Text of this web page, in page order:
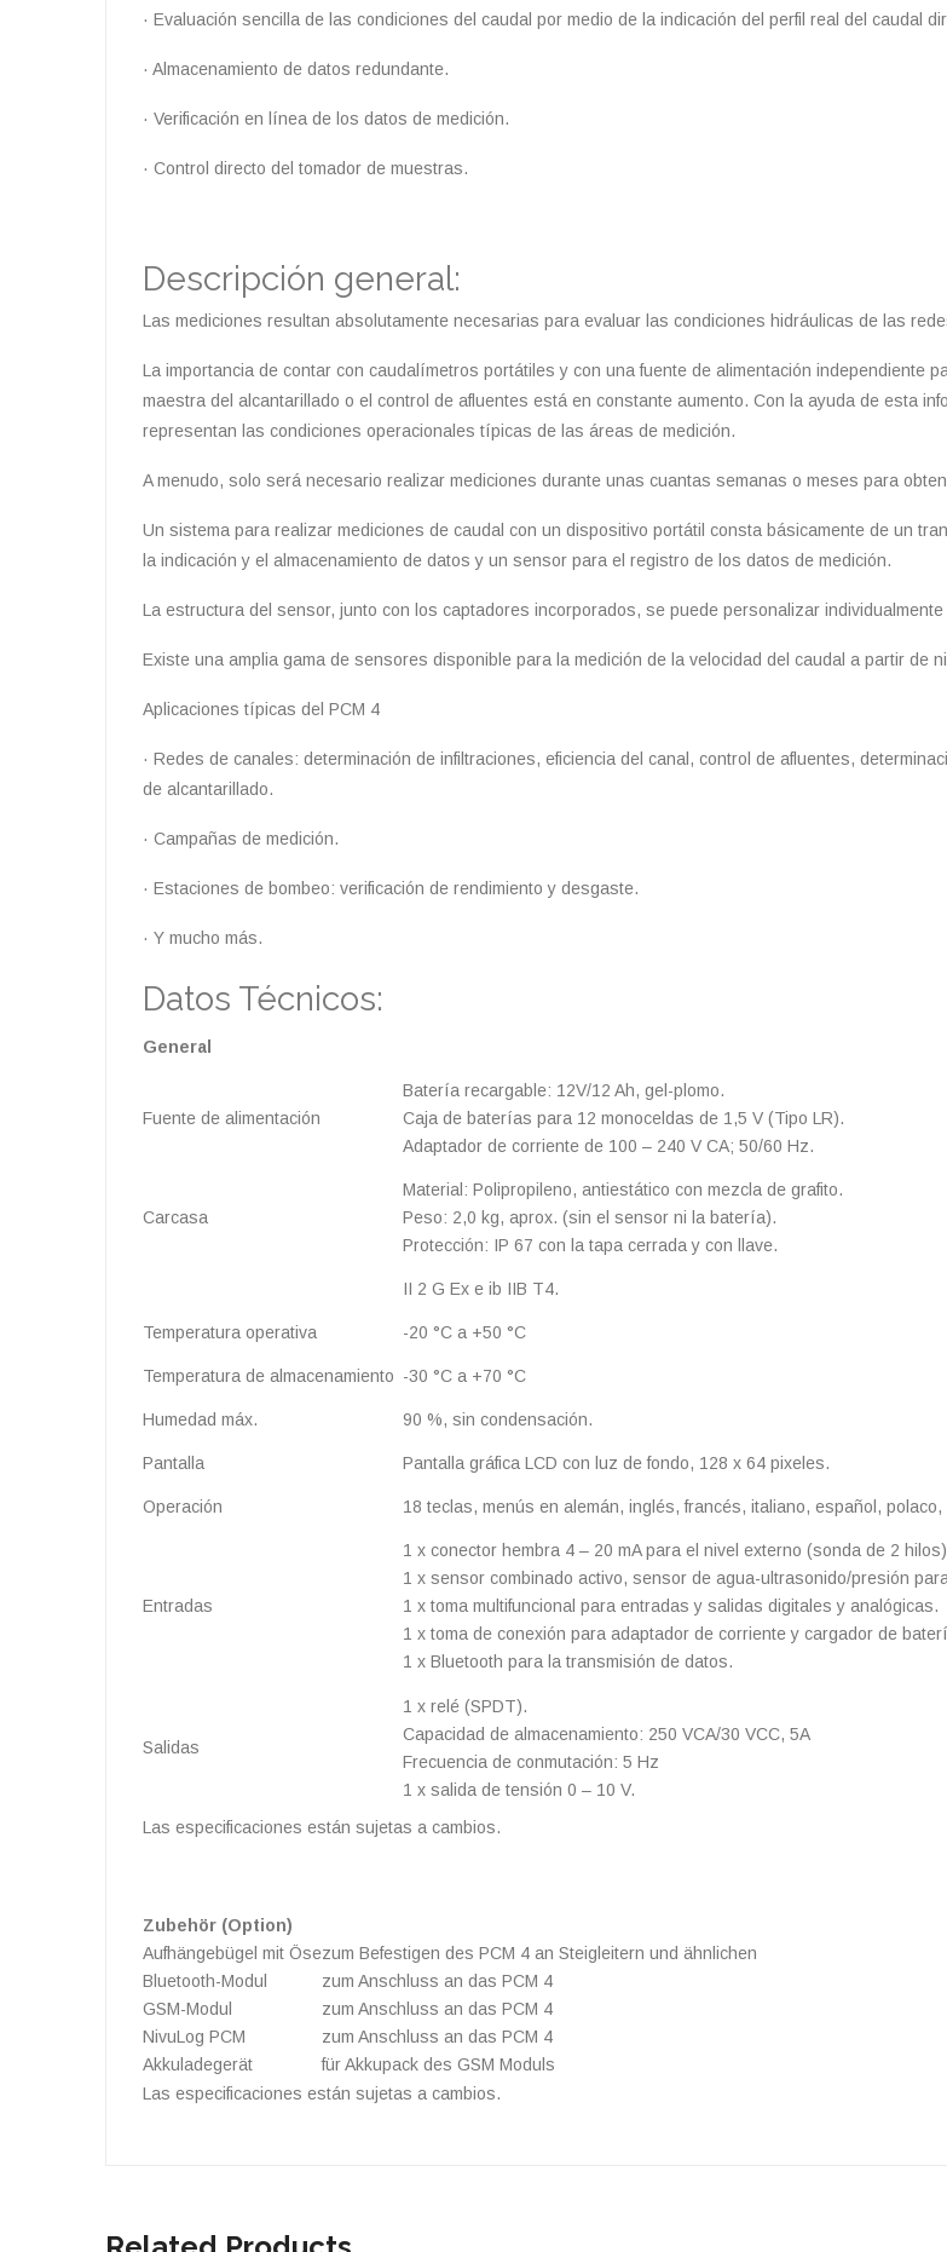
· Evaluación sencilla de las condiciones del caudal por medio de la indicación del perfil real del caudal
· Almacenamiento de datos redundante.
· Verificación en línea de los datos de medición.
· Control directo del tomador de muestras.
Descripción general:
Las mediciones resultan absolutamente necesarias para evaluar las condiciones hidráulicas de las
La importancia de contar con caudalímetros portátiles y con una fuente de alimentación independiente
maestra del alcantarillado o el control de afluentes está en constante aumento. Con la ayuda de esta
representan las condiciones operacionales típicas de las áreas de medición.
A menudo, solo será necesario realizar mediciones durante unas cuantas semanas o meses para
Un sistema para realizar mediciones de caudal con un dispositivo portátil consta básicamente de un
la indicación y el almacenamiento de datos y un sensor para el registro de los datos de medición.
La estructura del sensor, junto con los captadores incorporados, se puede personalizar
Existe una amplia gama de sensores disponible para la medición de la velocidad del caudal a partir de
Aplicaciones típicas del PCM 4
· Redes de canales: determinación de infiltraciones, eficiencia del canal, control de afluentes,
de alcantarillado.
· Campañas de medición.
· Estaciones de bombeo: verificación de rendimiento y desgaste.
· Y mucho más.
Datos Técnicos:
General
Fuente de alimentación
Batería recargable: 12V/12 Ah, gel-plomo.
Caja de baterías para 12 monoceldas de 1,5 V (Tipo LR).
Adaptador de corriente de 100 – 240 V CA; 50/60 Hz.
Carcasa
Material: Polipropileno, antiestático con mezcla de grafito.
Peso: 2,0 kg, aprox. (sin el sensor ni la batería).
Protección: IP 67 con la tapa cerrada y con llave.
II 2 G Ex e ib IIB T4.
Temperatura operativa -20 °C a +50 °C
Temperatura de almacenamiento -30 °C a +70 °C
Humedad máx. 90 %, sin condensación.
Pantalla Pantalla gráfica LCD con luz de fondo, 128 x 64 pixeles.
Operación 18 teclas, menús en alemán, inglés, francés, italiano, español,
Entradas
1 x conector hembra 4 – 20 mA para el nivel externo (sonda de 2
1 x sensor combinado activo, sensor de agua-ultrasonido/presión
1 x toma multifuncional para entradas y salidas digitales y analógicas.
1 x toma de conexión para adaptador de corriente y cargador de
1 x Bluetooth para la transmisión de datos.
Salidas
1 x relé (SPDT).
Capacidad de almacenamiento: 250 VCA/30 VCC, 5A
Frecuencia de conmutación: 5 Hz
1 x salida de tensión 0 – 10 V.
Las especificaciones están sujetas a cambios.
Zubehör (Option)
Aufhängebügel mit Ösezum Befestigen des PCM 4 an Steigleitern und ähnlichen
Bluetooth-Modul
zum Anschluss an das PCM 4
GSM-Modul
zum Anschluss an das PCM 4
NivuLog PCM
zum Anschluss an das PCM 4
Akkuladegerät
für Akkupack des GSM Moduls
Las especificaciones están sujetas a cambios.